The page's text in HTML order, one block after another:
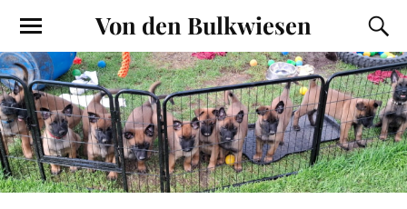
Von den Bulkwiesen